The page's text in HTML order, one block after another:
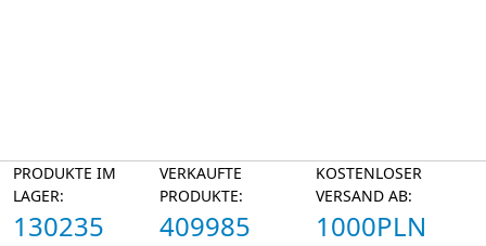
PRODUKTE IM
LAGER:
130235
VERKAUFTE
PRODUKTE:
409985
KOSTENLOSER
VERSAND AB:
1000PLN